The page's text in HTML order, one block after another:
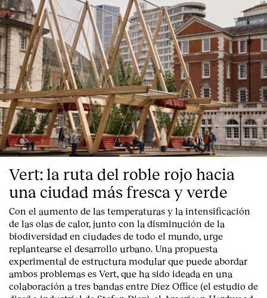
Vert: la ruta del roble rojo hacia
una ciudad más fresca y verde
Con el aumento de las temperaturas y la intensificación
de las olas de calor, junto con la disminución de la
biodiversidad en ciudades de todo el mundo, urge
replantearse el desarrollo urbano. Una propuesta
experimental de estructura modular que puede abordar
ambos problemas es Vert, que ha sido ideada en una
colaboración a tres bandas entre Diez Office (el estudio de